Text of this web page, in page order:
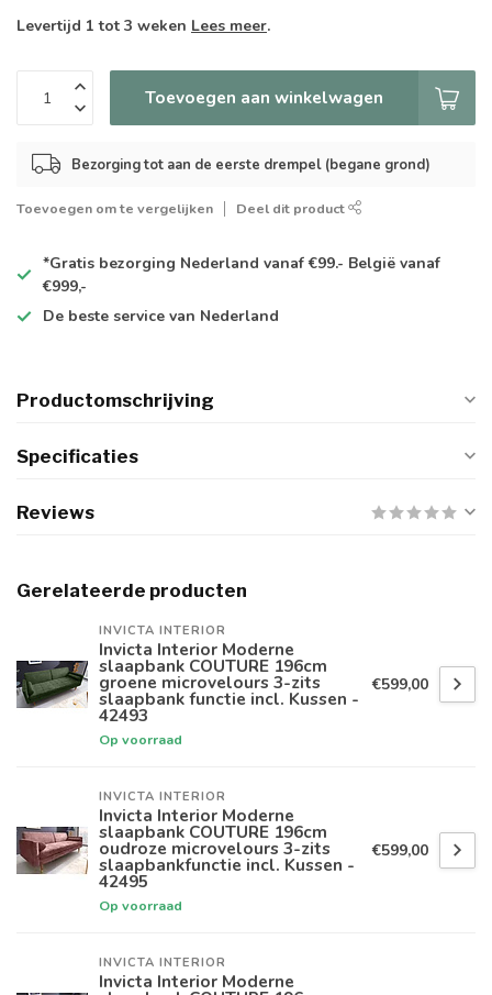
Levertijd 1 tot 3 weken Lees meer.
Toevoegen aan winkelwagen
Bezorging tot aan de eerste drempel (begane grond)
Toevoegen om te vergelijken Deel dit product
*Gratis bezorging Nederland vanaf €99.- België vanaf
€999,-
De beste service van Nederland
Productomschrijving
Specificaties
Reviews
Gerelateerde producten
INVICTA INTERIOR
Invicta Interior Moderne
slaapbank COUTURE 196cm
groene microvelours 3-zits
slaapbank functie incl. Kussen -
42493
Op voorraad
€599,00
INVICTA INTERIOR
Invicta Interior Moderne
slaapbank COUTURE 196cm
oudroze microvelours 3-zits
slaapbankfunctie incl. Kussen -
42495
Op voorraad
€599,00
INVICTA INTERIOR
Invicta Interior Moderne